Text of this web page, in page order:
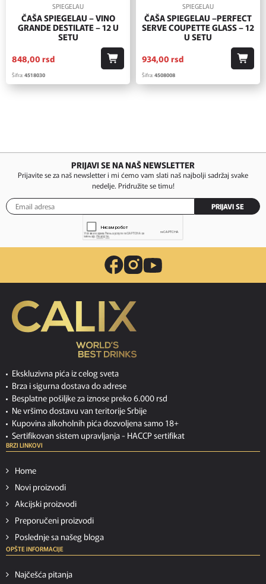
SPIEGELAU
ČAŠA SPIEGELAU – VINO
GRANDE DESTILATE – 12 U
SETU
848,00 rsd
Šifra:4518030
SPIEGELAU
ČAŠA SPIEGELAU –PERFECT
SERVE COUPETTE GLASS – 12
U SETU
934,00 rsd
Šifra:4508008
PRIJAVI SE NA NAŠ NEWSLETTER
Prijavite se za naš newsletter i mi ćemo vam slati naš najbolji sadržaj svake
nedelje. Pridružite se timu!
PRIJAVI SE
Ekskluzivna pića iz celog sveta
Brza i sigurna dostava do adrese
Besplatne pošiljke za iznose preko 6.000 rsd
Ne vršimo dostavu van teritorije Srbije
Kupovina alkoholnih pića dozvoljena samo 18+
Sertifikovan sistem upravljanja - HACCP sertifikat
BRZI LINKOVI
Home
Novi proizvodi
Akcijski proizvodi
Preporučeni proizvodi
Poslednje sa našeg bloga
OPŠTE INFORMACIJE
Najčešća pitanja